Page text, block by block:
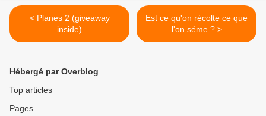
< Planes 2 (giveaway
inside)
Est ce qu'on récolte ce que
l'on séme ? >
Hébergé par Overblog
Top articles
Pages